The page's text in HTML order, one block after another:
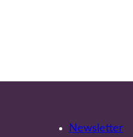
Newsletter